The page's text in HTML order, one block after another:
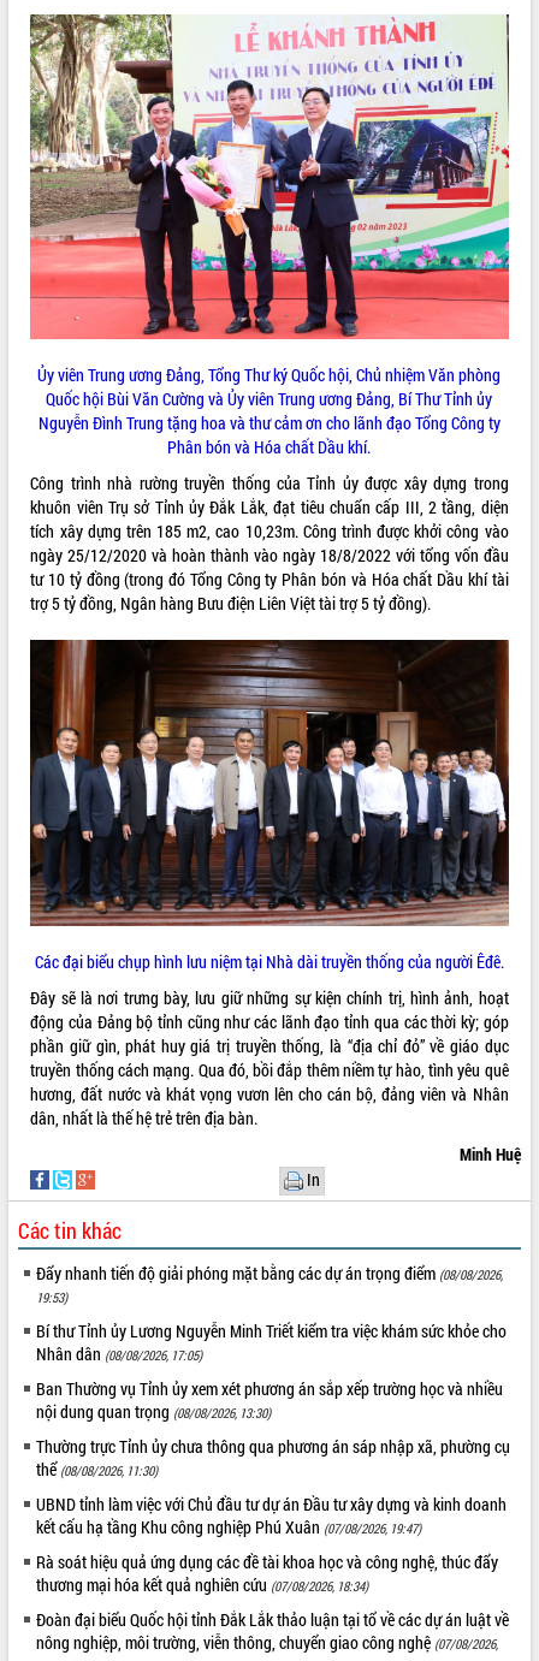
UBND tỉnh Đắk Lắk triển khai nhiệm
vụ 6 tháng cuối năm 2026
Kỳ họp thứ Hai, Hội đồng nhân dân
tỉnh khóa XI quyết nghị nhiều nội dung
quan trọng
Bí thư Tỉnh ủy Lương Nguyễn Minh
Triết thăm, tặng quà người có công với
cách mạng
Rà soát, hoàn thiện hệ thống thiết chế
văn hóa, thể thao đáp ứng yêu cầu
phát triển mới
Thường trực HĐND tỉnh Đắk Lắk gặp
mặt Đoàn chuyên gia y tế TP. Hồ Chí
Lễ truy điệu và an táng hài cốt liệt sĩ
tại Nghĩa trang Liệt sĩ xã Sơn Hòa
Bàn giải pháp tháo gỡ khó khăn trong
định EUDR
Thứ trưởng Bộ Nông nghiệp và Môi
trường Nguyễn Hoàng Hiệp khảo sát
vùng trồng và doanh nghiệp đóng gói
sầu riêng tại Đắk Lắk
Trình diễn nghệ thuật chế biến các
món ăn từ sầu riêng
Đắk Lắk công bố Quy hoạch và xúc
tiến đầu tư tỉnh
Ngành cá ngừ Đắk Lắk chủ động thích
ứng để giữ vững thị trường xuất khẩu
Diễn đàn Kinh tế tư nhân Việt Nam đột
phá cơ chế - Hợp tác công tư
Đề án 06 tạo bước ngoặt đột phá trong
cải cách hành chính tỉnh Đắk Lắk
Kết nối tour, đẩy mạnh chuyển đổi số
để phát triển du lịch Đắk Lắk
tầng kỹ thuật Cụm công nghiệp Tân
Tiến
Gặp mặt các cơ quan báo chí nhân Kỷ
niệm 101 năm Ngày Báo chí Cách
mạng Việt Nam
Đắk Lắk sơ kết 4 năm triển khai thực
hiện Đề án 06 của Chính phủ
Quy hoạch và Xúc tiến đầu tư tỉnh Đắk
Lắk
Khơi thông điểm nghẽn, đẩy nhanh
giải ngân vốn khắc phục thiên tai
HĐND tỉnh thông qua điều chỉnh Quy
hoạch tỉnh thời kỳ 2021-2030
Hội thảo góp ý hồ sơ điều chỉnh quy
hoạch tỉnh Đắk Lắk thời kỳ 2021-2030,
tầm nhìn đến năm 2050
Nâng cao hiệu quả hoạt động của các
doanh nghiệp nhà nước
Hội nghị triển khai kết nối mạng
truyền số liệu chuyên dùng phục vụ cơ
quan Đảng, Nhà nước
Lễ phát động chuỗi hoạt động chung
tay làm sạch môi trường
Xã Ea Kar bước chuyển mình trong
công tác cải cách hành chính mô hình
mới
LIÊN KẾT WEB
THỐNG KÊ TRUY CẬP
Tất cả:
66106084
Ủy viên Trung ương Đảng, Tổng Thư ký Quốc hội, Chủ nhiệm Văn phòng
Quốc hội Bùi Văn Cường và Ủy viên Trung ương Đảng, Bí Thư Tỉnh ủy
Nguyễn Đình Trung tặng hoa và thư cảm ơn cho lãnh đạo Tổng Công ty
Phân bón và Hóa chất Dầu khí.
Công trình nhà rường truyền thống của Tỉnh ủy được xây dựng trong
khuôn viên Trụ sở Tỉnh ủy Đắk Lắk, đạt tiêu chuẩn cấp III, 2 tầng, diện
tích xây dựng trên 185 m2, cao 10,23m. Công trình được khởi công vào
ngày 25/12/2020 và hoàn thành vào ngày 18/8/2022 với tổng vốn đầu
tư 10 tỷ đồng (trong đó Tổng Công ty Phân bón và Hóa chất Dầu khí tài
trợ 5 tỷ đồng, Ngân hàng Bưu điện Liên Việt tài trợ 5 tỷ đồng).
Các đại biểu chụp hình lưu niệm tại Nhà dài truyền thống của người Êđê.
Đây sẽ là nơi trưng bày, lưu giữ những sự kiện chính trị, hình ảnh, hoạt
động của Đảng bộ tỉnh cũng như các lãnh đạo tỉnh qua các thời kỳ; góp
phần giữ gìn, phát huy giá trị truyền thống, là “địa chỉ đỏ” về giáo dục
truyền thống cách mạng. Qua đó, bồi đắp thêm niềm tự hào, tình yêu quê
hương, đất nước và khát vọng vươn lên cho cán bộ, đảng viên và Nhân
dân, nhất là thế hệ trẻ trên địa bàn.
Minh Huệ
In
Các tin khác
Đẩy nhanh tiến độ giải phóng mặt bằng các dự án trọng điểm (08/08/2026,
19:53)
Bí thư Tỉnh ủy Lương Nguyễn Minh Triết kiểm tra việc khám sức khỏe cho
Nhân dân (08/08/2026, 17:05)
Ban Thường vụ Tỉnh ủy xem xét phương án sắp xếp trường học và nhiều
nội dung quan trọng (08/08/2026, 13:30)
Thường trực Tỉnh ủy chưa thông qua phương án sáp nhập xã, phường cụ
thể (08/08/2026, 11:30)
UBND tỉnh làm việc với Chủ đầu tư dự án Đầu tư xây dựng và kinh doanh
kết cấu hạ tầng Khu công nghiệp Phú Xuân (07/08/2026, 19:47)
Rà soát hiệu quả ứng dụng các đề tài khoa học và công nghệ, thúc đẩy
thương mại hóa kết quả nghiên cứu (07/08/2026, 18:34)
Đoàn đại biểu Quốc hội tỉnh Đắk Lắk thảo luận tại tổ về các dự án luật về
nông nghiệp, môi trường, viễn thông, chuyển giao công nghệ (07/08/2026,